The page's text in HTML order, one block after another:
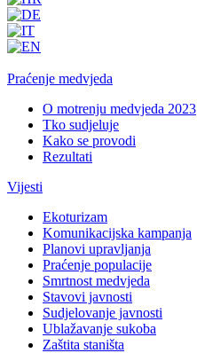
Praćenje medvjeda
O motrenju medvjeda 2023
Tko sudjeluje
Kako se provodi
Rezultati
Vijesti
Ekoturizam
Komunikacijska kampanja
Planovi upravljanja
Praćenje populacije
Smrtnost medvjeda
Stavovi javnosti
Sudjelovanje javnosti
Ublažavanje sukoba
Zaštita staništa